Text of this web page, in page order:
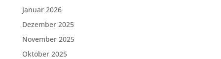
Januar 2026
Dezember 2025
November 2025
Oktober 2025